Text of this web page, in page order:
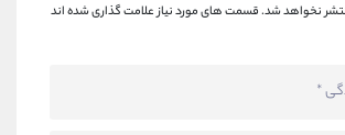
نخواهد شد.قسمت های مورد نیاز علامت گذاری شده اند